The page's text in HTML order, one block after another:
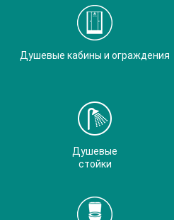
Душевые кабины и ограждения
Душевые
стойки